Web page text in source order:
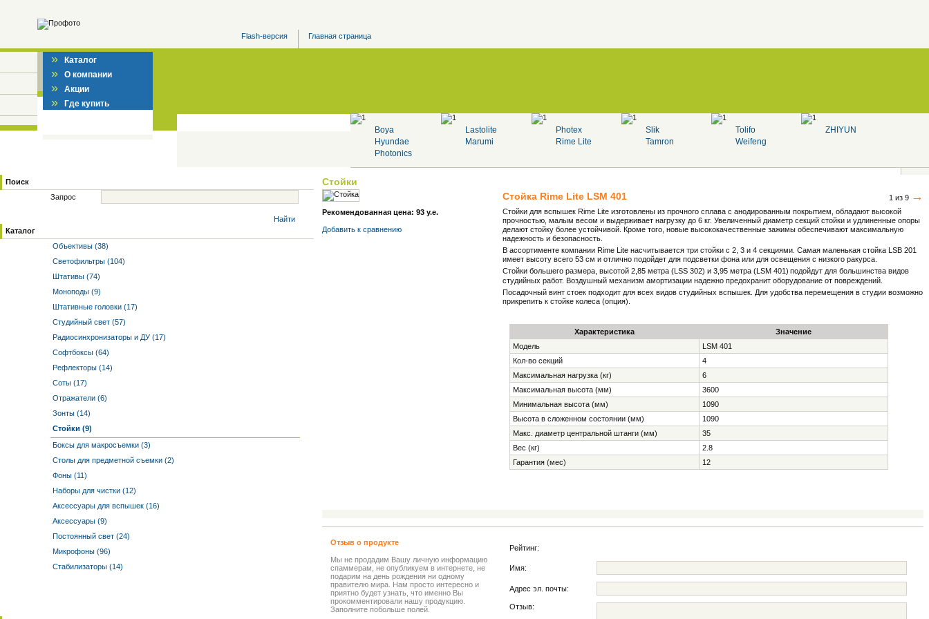
Flash-версия Главная страница
» Каталог
» О компании
» Акции
» Где купить
Boya
Hyundae
Photonics
Lastolite
Marumi
Photex
Rime Lite
Slik
Tamron
Tolifo
Weifeng
ZHIYUN
Поиск
Запрос
Найти
Каталог
Объективы (38)
Светофильтры (104)
Штативы (74)
Моноподы (9)
Штативные головки (17)
Студийный свет (57)
Радиосинхронизаторы и ДУ (17)
Софтбоксы (64)
Рефлекторы (14)
Соты (17)
Отражатели (6)
Зонты (14)
Стойки (9)
Боксы для макросъемки (3)
Столы для предметной съемки (2)
Фоны (11)
Наборы для чистки (12)
Аксессуары для вспышек (16)
Аксессуары (9)
Постоянный свет (24)
Микрофоны (96)
Стабилизаторы (14)
Стойки
Рекомендованная цена: 93 у.е.
Добавить к cравнению
1 из 9 →
Стойка Rime Lite LSM 401
Стойки для вспышек Rime Lite изготовлены из прочного сплава с анодированным покрытием, обладают высокой
прочностью, малым весом и выдерживает нагрузку до 6 кг. Увеличенный диаметр секций стойки и удлиненные опоры
делают стойку более устойчивой. Кроме того, новые высококачественные зажимы обеспечивают максимальную
надежность и безопасность.
В ассортименте компании Rime Lite насчитывается три стойки с 2, 3 и 4 секциями. Самая маленькая стойка LSB 201
имеет высоту всего 53 см и отлично подойдет для подсветки фона или для освещения с низкого ракурса.
Стойки большего размера, высотой 2,85 метра (LSS 302) и 3,95 метра (LSM 401) подойдут для большинства видов
студийных работ. Воздушный механизм амортизации надежно предохранит оборудование от повреждений.
Посадочный винт стоек подходит для всех видов студийных вспышек. Для удобства перемещения в студии возможно
прикрепить к стойке колеса (опция).
Характеристика
Значение
Модель
LSM 401
Кол-во секций
4
Максимальная нагрузка (кг)
6
Максимальная высота (мм)
3600
Минимальная высота (мм)
1090
Высота в сложенном состоянии (мм)
1090
Макс. диаметр центральной штанги (мм)
35
Вес (кг)
2.8
Гарантия (мес)
12
Отзыв о продукте
Мы не продадим Вашу личную информацию
спаммерам, не опубликуем в интернете, не
подарим на день рождения ни одному
правителю мира. Нам просто интересно и
приятно будет узнать, что именно Вы
прокомментировали нашу продукцию.
Заполните побольше полей.
Рейтинг:
Имя:
Адрес эл. почты:
Отзыв: